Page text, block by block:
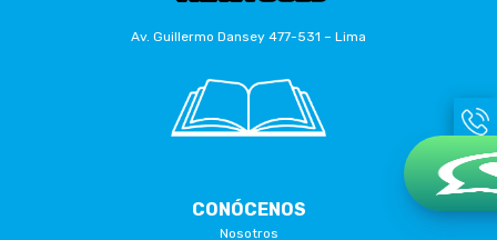
Av. Guillermo Dansey 477-531 – Lima
CONÓCENOS
Nosotros